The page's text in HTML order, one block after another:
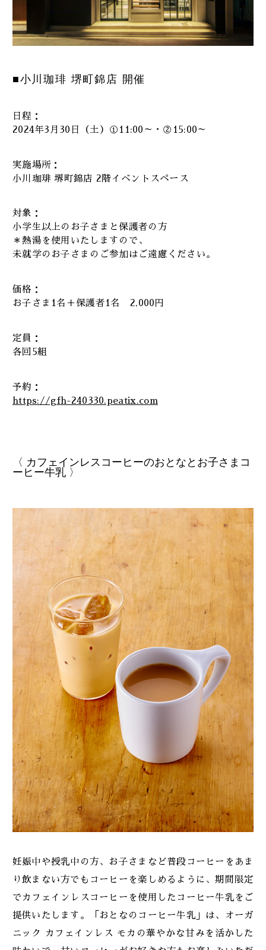
■小川珈琲 堺町錦店 開催
日程：
2024年3月30日（土）①11:00～・②15:00～
実施場所：
小川珈琲 堺町錦店 2階イベントスペース
対象：
小学生以上のお子さまと保護者の方
＊熱湯を使用いたしますので、
未就学のお子さまのご参加はご遠慮ください。
価格：
お子さま1名＋保護者1名 2,000円
定員：
各回5組
予約：
https://gfh-240330.peatix.com
〈 カフェインレスコーヒーのおとなとお子さまコ
ーヒー牛乳 〉
妊娠中や授乳中の方、お子さまなど普段コーヒーをあま
り飲まない方でもコーヒーを楽しめるように、期間限定
でカフェインレスコーヒーを使用したコーヒー牛乳をご
提供いたします。「おとなのコーヒー牛乳」は、オーガ
ニック カフェインレス モカの華やかな甘みを活かした